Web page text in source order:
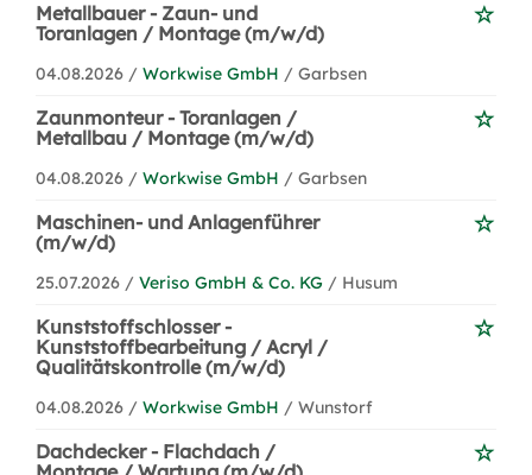
Metallbauer - Zaun- und
Toranlagen / Montage (m/w/d)
04.08.2026 / Workwise GmbH / Garbsen
Zaunmonteur - Toranlagen /
Metallbau / Montage (m/w/d)
04.08.2026 / Workwise GmbH / Garbsen
Maschinen- und Anlagenführer
(m/w/d)
25.07.2026 / Veriso GmbH & Co. KG / Husum
Kunststoffschlosser -
Kunststoffbearbeitung / Acryl /
Qualitätskontrolle (m/w/d)
04.08.2026 / Workwise GmbH / Wunstorf
Dachdecker - Flachdach /